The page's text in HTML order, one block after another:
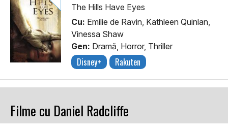
The Hills Have Eyes
Cu: Emilie de Ravin, Kathleen Quinlan,
Vinessa Shaw
Gen: Dramă, Horror, Thriller
Disney+ Rakuten
Filme cu Daniel Radcliffe